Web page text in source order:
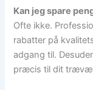
Kan jeg spare
Ofte ikke.
rabatter på
adgang til.
præcis til dit